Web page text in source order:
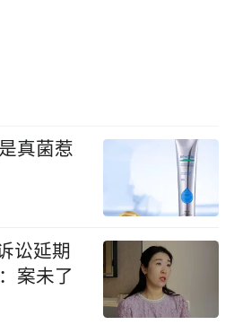
真菌惹
讼延期
案未了